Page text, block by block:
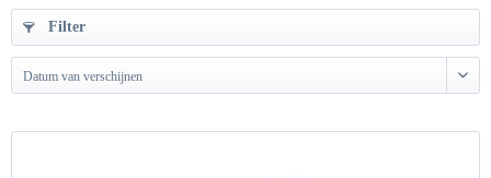
Filter
Datum van verschijnen